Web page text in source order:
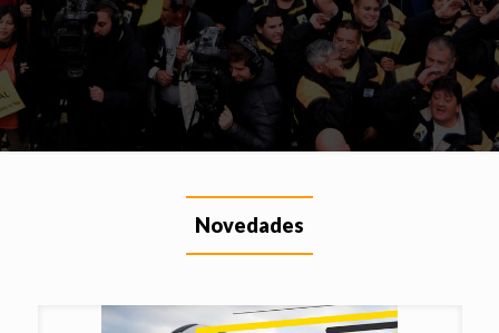
Novedades